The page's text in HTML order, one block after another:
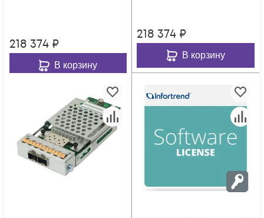
218 374 ₽
В корзину
218 374 ₽
В корзину